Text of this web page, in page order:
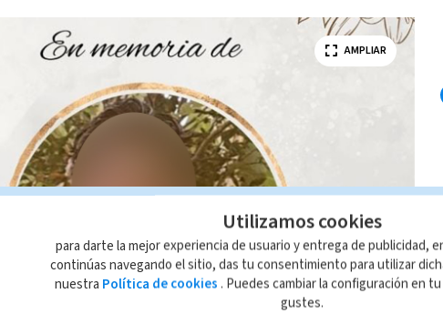
AMPLIAR
Utilizamos cookies
para darte la mejor experiencia de usuario y entrega de publicidad,
continúas navegando el sitio, das tu consentimiento para utilizar
nuestra Política de cookies . Puedes cambiar la configuración en
gustes.